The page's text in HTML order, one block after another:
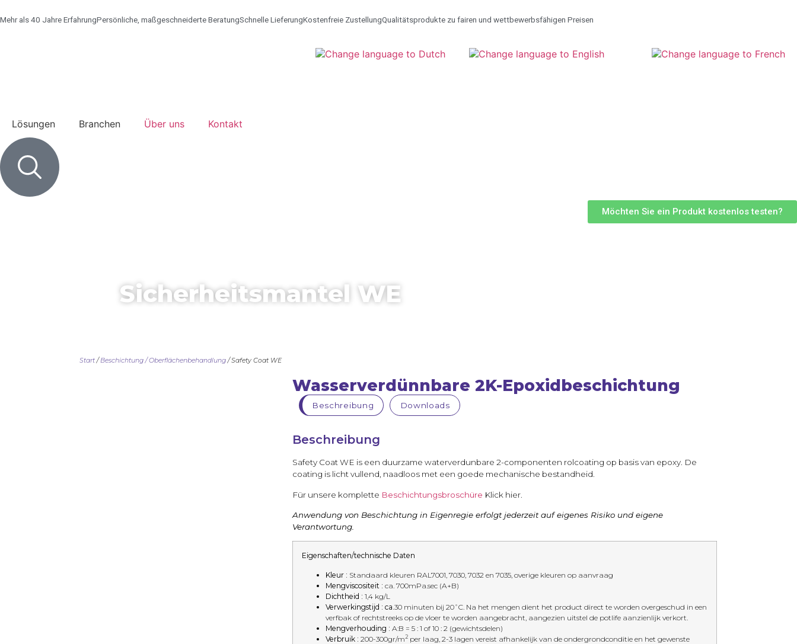
Mehr als 40 Jahre ErfahrungPersönliche, maßgeschneiderte BeratungSchnelle LieferungKostenfreie ZustellungQualitätsprodukte zu fairen und wettbewerbsfähigen Preisen
Lösungen Branchen Über uns Kontakt
Möchten Sie ein Produkt kostenlos testen?
Sicherheitsmantel WE
Start/Beschichtung / Oberflächenbehandlung/ Safety Coat WE
Wasserverdünnbare 2K-Epoxidbeschichtung
Beschreibung Downloads
Beschreibung
Safety Coat WE is een duurzame waterverdunbare 2-componenten rolcoating op basis van epoxy. De
coating is licht vullend, naadloos met een goede mechanische bestandheid.
Für unsere komplette Beschichtungsbroschüre Klick hier.
Anwendung von Beschichtung in Eigenregie erfolgt jederzeit auf eigenes Risiko und eigene
Verantwortung.
Eigenschaften/technische Daten
Kleur : Standaard kleuren RAL7001, 7030, 7032 en 7035, overige kleuren op aanvraag
Mengviscositeit : ca. 700mPa.sec (A+B)
Dichtheid : 1,4 kg/L
Verwerkingstijd : ca. 30 minuten bij 20˚C. Na het mengen dient het product direct te worden overgeschud in een
verfbak of rechtstreeks op de vloer te worden aangebracht, aangezien uitstel de potlife aanzienlijk verkort.
Mengverhouding : A:B = 5 : 1 of 10 : 2 (gewichtsdelen)
Verbruik : 200-300gr/m2per laag, 2-3 lagen vereist afhankelijk van de ondergrondconditie en het gewenste